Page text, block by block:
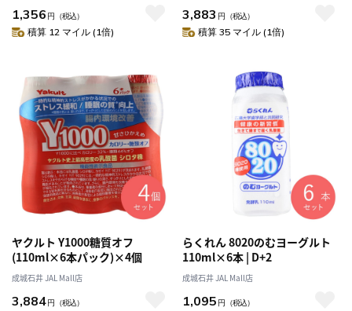
1,356 円 （税込）
積算 12 マイル (1倍)
3,883 円 （税込）
積算 35 マイル (1倍)
ヤクルト Y1000糖質オフ
(110ml×6本パック)×4個
成城石井 JAL Mall店
3,884円 （税込）
らくれん 8020のむヨーグルト
110ml×6本 | D+2
成城石井 JAL Mall店
1,095 円 （税込）